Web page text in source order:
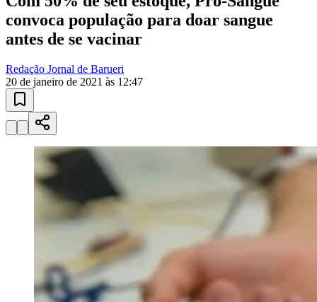
Juventude
10 anos de JB
10 anos de JB
Instituições de Ensino
universidades
Encontre escolas, cursos técnicos e universidades em Barueri e
Instituições de Ensino Vagas em Educação
Publicidade Anuncie Aqui
Seguir 1min de leitura